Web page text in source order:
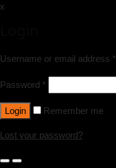
x
Username or email address *
Password *
Login Remember me
Lost your password?